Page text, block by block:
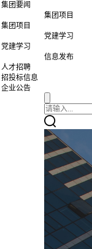
集团要闻
集团项目
集团项目
党建学习
党建学习
信息发布
人才招聘
招投标信息
企业公告